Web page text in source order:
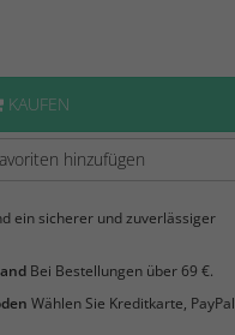
KAUFEN
hinzufügen
ein sicherer und zuverlässiger
Bei Bestellungen über 69 €.
Wählen Sie Kreditkarte, PayPal